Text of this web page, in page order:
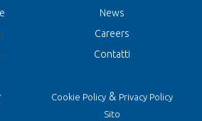
News
Careers
Contatti
Cookie Policy& Privacy Policy
Sito